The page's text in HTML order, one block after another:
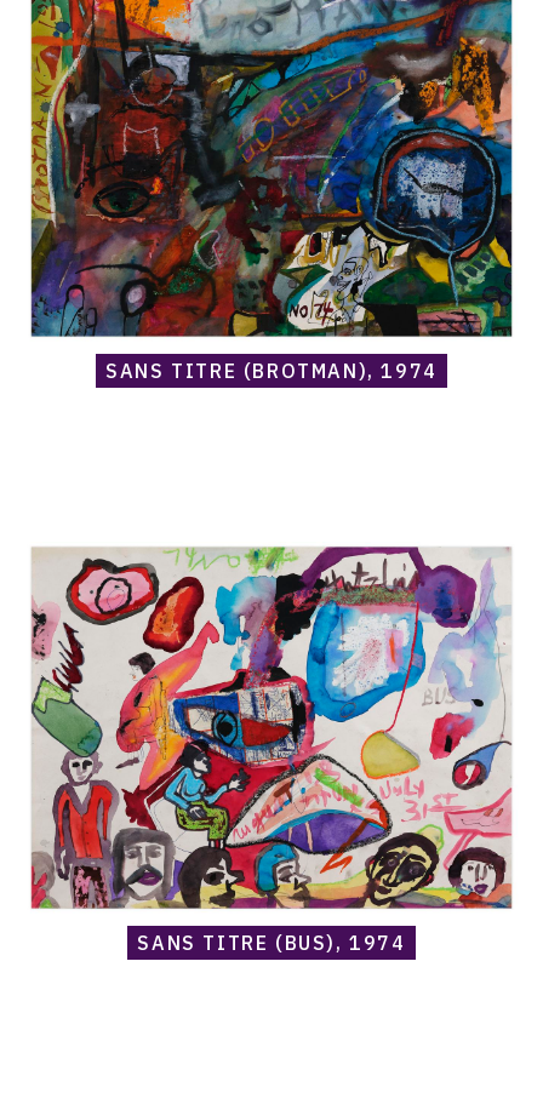
Sans
titre
(Brotman),
1974
SANS TITRE (BROTMAN), 1974
Norris
Embry,
Sans
titre
(Bus),
1974
SANS TITRE (BUS), 1974